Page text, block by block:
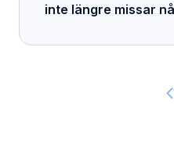
inte längre missar